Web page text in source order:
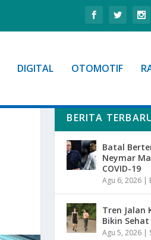
DIGITAL OTOMOTIF
BERITA
Batal
Neymar
COVID-19
Agu 6, 2026 |
Tren Jalan
Bikin
Agu 5, 2026 |